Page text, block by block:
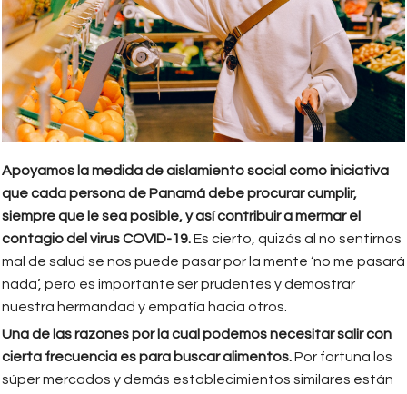
Apoyamos la medida de aislamiento social como iniciativa
que cada persona de Panamá debe procurar cumplir,
siempre que le sea posible, y así contribuir a mermar el
contagio del virus COVID-19.Es cierto, quizás al no sentirnos
mal de salud se nos puede pasar por la mente ‘no me pasará
nada’, pero es importante ser prudentes y demostrar
nuestra hermandad y empatía hacia otros.
Una de las razones por la cual podemos necesitar salir con
cierta frecuencia es para buscar alimentos.Por fortuna los
súper mercados y demás establecimientos similares están